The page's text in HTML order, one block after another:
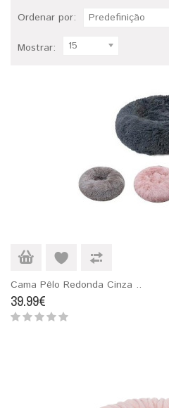
Ordenar por: Predefinição
Mostrar: 15
Cama Pêlo Redonda Cinza ..
39.99€